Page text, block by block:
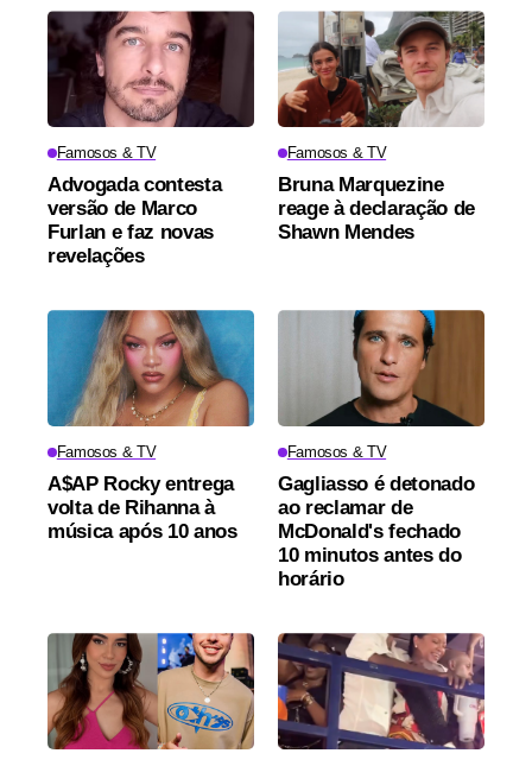
Famosos & TV
Advogada contesta
versão de Marco
Furlan e faz novas
revelações
Famosos & TV
Bruna Marquezine
reage à declaração de
Shawn Mendes
Famosos & TV
A$AP Rocky entrega
volta de Rihanna à
música após 10 anos
Famosos & TV
Gagliasso é detonado
ao reclamar de
McDonald's fechado
10 minutos antes do
horário